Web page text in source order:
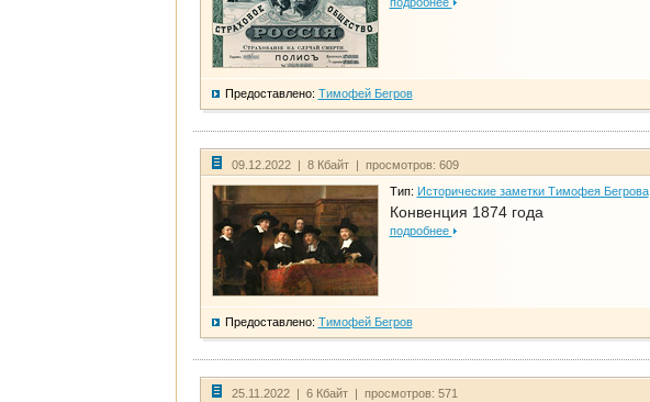
Предоставлено: Тимофей Бегров
09.12.2022 | 8 Кбайт | просмотров: 609
Тип: Исторические заметки Тимофея Бегрова
Конвенция 1874 года
подробнее
Предоставлено: Тимофей Бегров
25.11.2022 | 6 Кбайт | просмотров: 571